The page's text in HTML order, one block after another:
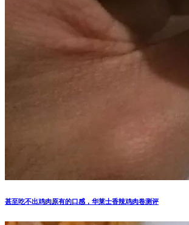
甚至吃不出鸡肉原有的口感，华莱士香辣鸡肉卷测评